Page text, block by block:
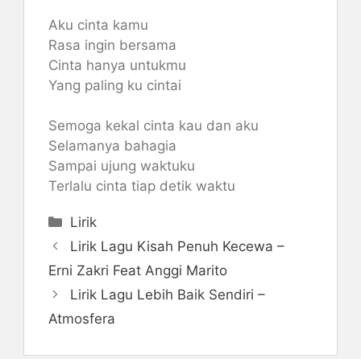
Aku cinta kamu
Rasa ingin bersama
Cinta hanya untukmu
Yang paling ku cintai
Semoga kekal cinta kau dan aku
Selamanya bahagia
Sampai ujung waktuku
Terlalu cinta tiap detik waktu
Categories
Lirik
Lirik Lagu Kisah Penuh Kecewa –
Erni Zakri Feat Anggi Marito
Lirik Lagu Lebih Baik Sendiri –
Atmosfera